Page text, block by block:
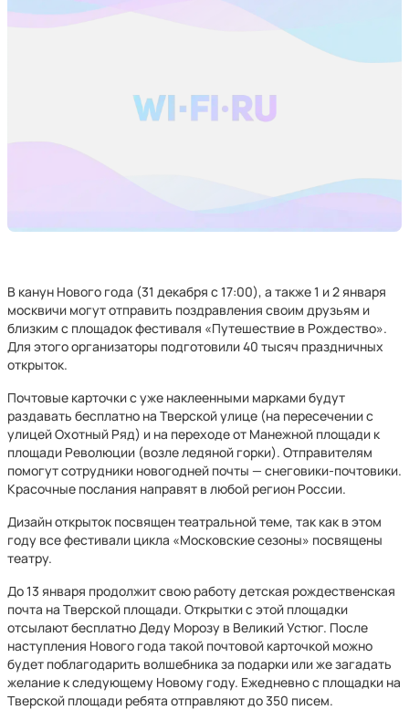
В канун Нового года (31 декабря с 17:00), а также 1 и 2 января
москвичи могут отправить поздравления своим друзьям и
близким с площадок фестиваля «Путешествие в Рождество».
Для этого организаторы подготовили 40 тысяч праздничных
открыток.
Почтовые карточки с уже наклеенными марками будут
раздавать бесплатно на Тверской улице (на пересечении с
улицей Охотный Ряд) и на переходе от Манежной площади к
площади Революции (возле ледяной горки). Отправителям
помогут сотрудники новогодней почты — снеговики-почтовики.
Красочные послания направят в любой регион России.
Дизайн открыток посвящен театральной теме, так как в этом
году все фестивали цикла «Московские сезоны» посвящены
театру.
До 13 января продолжит свою работу детская рождественская
почта на Тверской площади. Открытки с этой площадки
отсылают бесплатно Деду Морозу в Великий Устюг. После
наступления Нового года такой почтовой карточкой можно
будет поблагодарить волшебника за подарки или же загадать
желание к следующему Новому году. Ежедневно с площадки на
Тверской площади ребята отправляют до 350 писем.